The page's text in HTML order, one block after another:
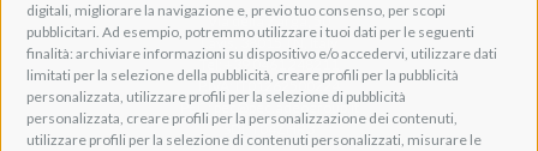
digitali, migliorare la navigazione e, previo tuo consenso, per scopi
pubblicitari. Ad esempio, potremmo utilizzare i tuoi dati per le seguenti
finalità: archiviare informazioni su dispositivo e/o accedervi, utilizzare dati
limitati per la selezione della pubblicità, creare profili per la pubblicità
personalizzata, utilizzare profili per la selezione di pubblicità
personalizzata, creare profili per la personalizzazione dei contenuti,
utilizzare profili per la selezione di contenuti personalizzati, misurare le
Via della Zarga, 50
Lavis, 38015 TN, Italy
Tel: +39 0461 248211
P.IVA: IT01262500224
PEC: pec@pec.adeogroup.it
SDI: T04ZHR3